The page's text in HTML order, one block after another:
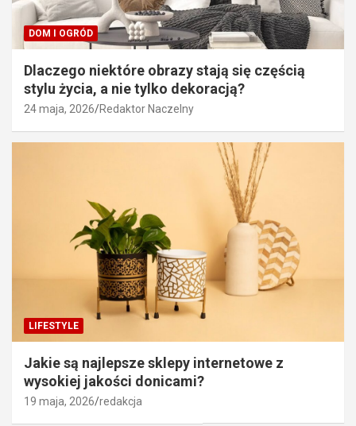
DOM I OGRÓD
Dlaczego niektóre obrazy stają się częścią
stylu życia, a nie tylko dekoracją?
24 maja, 2026 Redaktor Naczelny
LIFESTYLE
Jakie są najlepsze sklepy internetowe z
wysokiej jakości donicami?
19 maja, 2026 redakcja